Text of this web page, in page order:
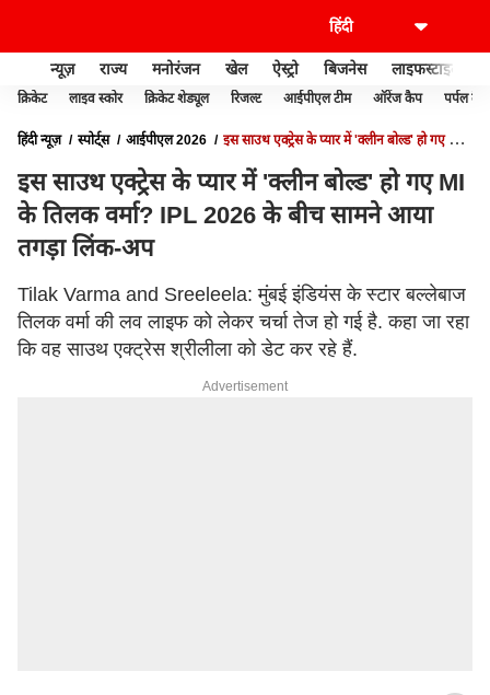
न्यूज़ राज्य मनोरंजन खेल ऐस्ट्रो बिजनेस लाइफस्टाइल
क्रिकेट लाइव स्कोर क्रिकेट शेड्यूल रिजल्ट आईपीएल टीम ऑरेंज कैप पर्पल कैप
हिंदी न्यूज़ स्पोर्ट्स आईपीएल 2026
इस साउथ एक्ट्रेस के प्यार में 'क्लीन बोल्ड' हो गए MI
इस साउथ एक्ट्रेस के प्यार में 'क्लीन बोल्ड' हो गए MI
के तिलक वर्मा? IPL 2026 के बीच सामने आया
तगड़ा लिंक-अप
Tilak Varma and Sreeleela: मुंबई इंडियंस के स्टार बल्लेबाज
तिलक वर्मा की लव लाइफ को लेकर चर्चा तेज हो गई है. कहा जा रहा
कि वह साउथ एक्ट्रेस श्रीलीला को डेट कर रहे हैं.
Advertisement